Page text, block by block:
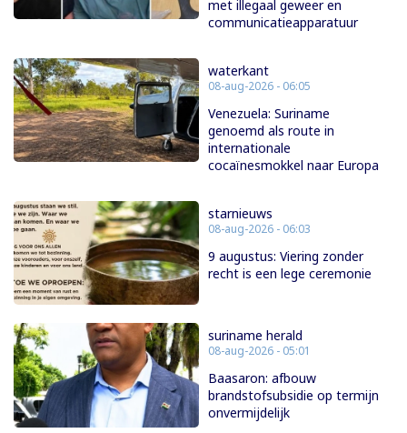
met illegaal geweer en
communicatieapparatuur
waterkant
08-aug-2026 - 06:05
Venezuela: Suriname
genoemd als route in
internationale
cocaïnesmokkel naar Europa
starnieuws
08-aug-2026 - 06:03
9 augustus: Viering zonder
recht is een lege ceremonie
suriname herald
08-aug-2026 - 05:01
Baasaron: afbouw
brandstofsubsidie op termijn
onvermijdelijk